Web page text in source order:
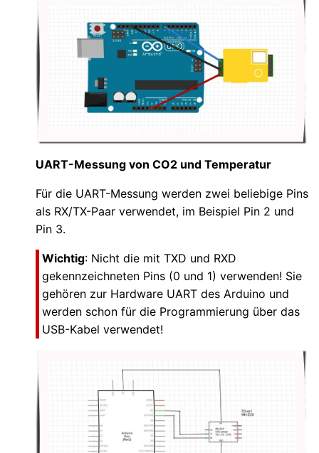
UART-Messung von CO2 und Temperatur
Für die UART-Messung werden zwei beliebige Pins
als RX/TX-Paar verwendet, im Beispiel Pin 2 und
Pin 3.
Wichtig: Nicht die mit TXD und RXD
gekennzeichneten Pins (0 und 1) verwenden! Sie
gehören zur Hardware UART des Arduino und
werden schon für die Programmierung über das
USB-Kabel verwendet!